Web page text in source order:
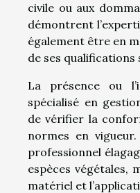
civile ou aux
démontrent
également être en
de ses qualifications
La présence ou
spécialisé en
de vérifier la
normes en
professionnel
espèces végétales,
matériel et